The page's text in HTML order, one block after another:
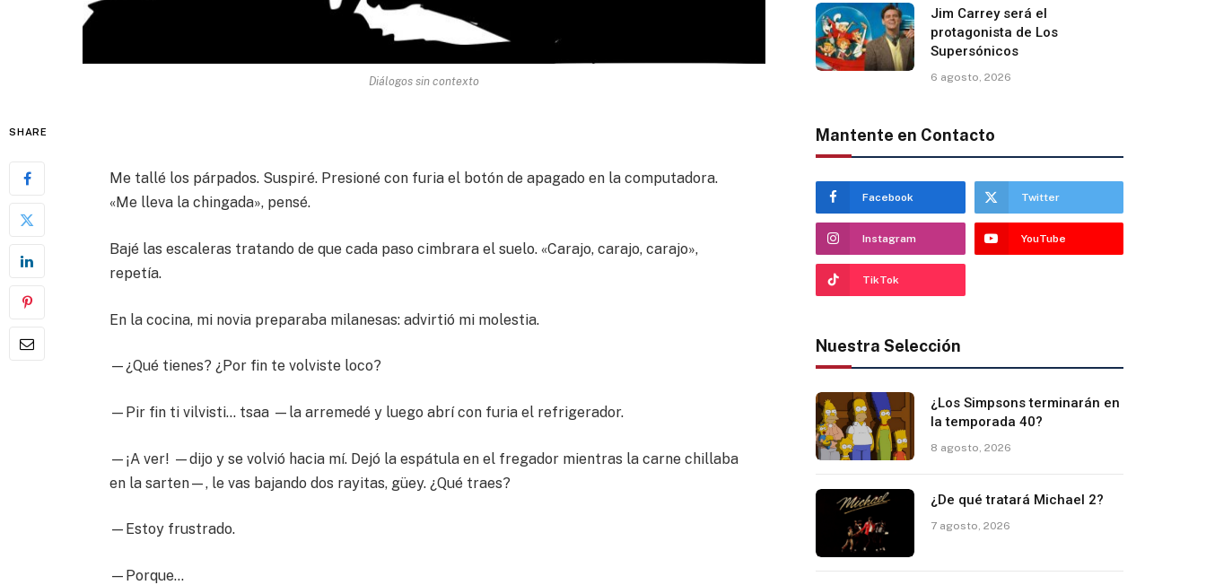
Diálogos sin contexto
SHARE
Me tallé los párpados. Suspiré. Presioné con furia el botón de apagado en la computadora.
«Me lleva la chingada», pensé.
Bajé las escaleras tratando de que cada paso cimbrara el suelo. «Carajo, carajo, carajo»,
repetía.
En la cocina, mi novia preparaba milanesas: advirtió mi molestia.
—¿Qué tienes? ¿Por fin te volviste loco?
—Pir fin ti vilvisti… tsaa —la arremedé y luego abrí con furia el refrigerador.
—¡A ver! —dijo y se volvió hacia mí. Dejó la espátula en el fregador mientras la carne chillaba
en la sarten—, le vas bajando dos rayitas, güey. ¿Qué traes?
—Estoy frustrado.
—Porque…
Jim Carrey será el
protagonista de Los
Supersónicos
6 agosto, 2026
Mantente en Contacto
Facebook Twitter
Instagram YouTube
TikTok
Nuestra Selección
¿Los Simpsons terminarán en
la temporada 40?
8 agosto, 2026
¿De qué tratará Michael 2?
7 agosto, 2026